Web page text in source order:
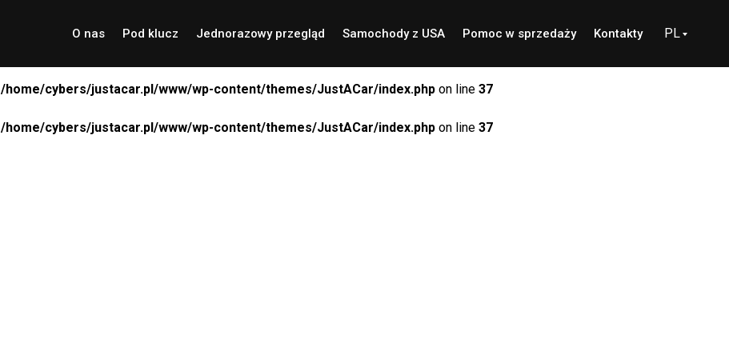
O nas Pod klucz Jednorazowy przegląd Samochody z USA Pomoc w sprzedaży Kontakty PL
/home/cybers/justacar.pl/www/wp-content/themes/JustACar/index.php on line 37
/home/cybers/justacar.pl/www/wp-content/themes/JustACar/index.php on line 37